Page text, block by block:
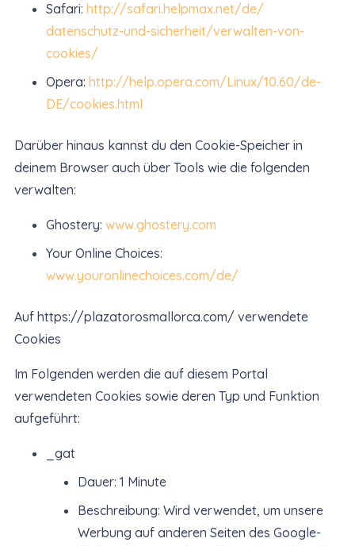
Safari: http://safari.helpmax.net/de/
datenschutz-und-sicherheit/verwalten-von-
cookies/
Opera: http://help.opera.com/Linux/10.60/de-
DE/cookies.html
Darüber hinaus kannst du den Cookie-Speicher in
deinem Browser auch über Tools wie die folgenden
verwalten:
Ghostery: www.ghostery.com
Your Online Choices:
www.youronlinechoices.com/de/
Auf https://plazatorosmallorca.com/ verwendete
Cookies
Im Folgenden werden die auf diesem Portal
verwendeten Cookies sowie deren Typ und Funktion
aufgeführt:
_gat
Dauer: 1 Minute
Beschreibung: Wird verwendet, um unsere
Werbung auf anderen Seiten des Google-